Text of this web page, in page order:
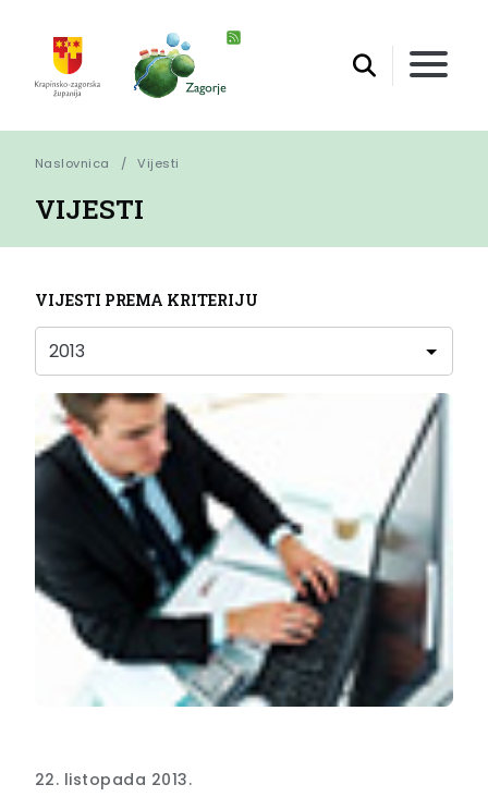
Naslovnica Vijesti
VIJESTI
VIJESTI PREMA KRITERIJU
22. listopada 2013.